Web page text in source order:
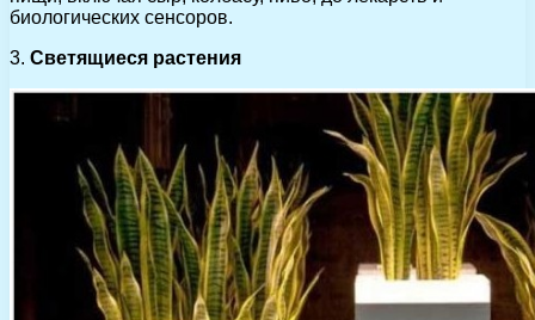
биологических сенсоров.
3. Светящиеся растения